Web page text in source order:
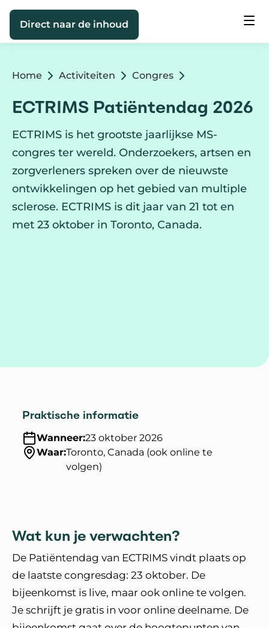
Direct naar de inhoud
Home Activiteiten Congres
ECTRIMS Patiëntendag 2026
ECTRIMS is het grootste jaarlijkse MS-
congres ter wereld. Onderzoekers, artsen en
zorgverleners spreken over de nieuwste
ontwikkelingen op het gebied van multiple
sclerose. ECTRIMS is dit jaar van 21 tot en
met 23 oktober in Toronto, Canada.
Wat kun je verwachten?
De Patiëntendag van ECTRIMS vindt plaats op
de laatste congresdag: 23 oktober. De
bijeenkomst is live, maar ook online te volgen.
Je schrijft je gratis in voor online deelname. De
Praktische informatie
Wanneer:23 oktober 2026
Waar:Toronto, Canada (ook online te
volgen)